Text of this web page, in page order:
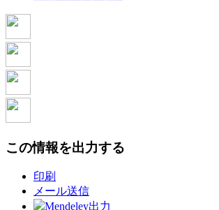
この情報を出力する
印刷
メール送信
Mendeley出力